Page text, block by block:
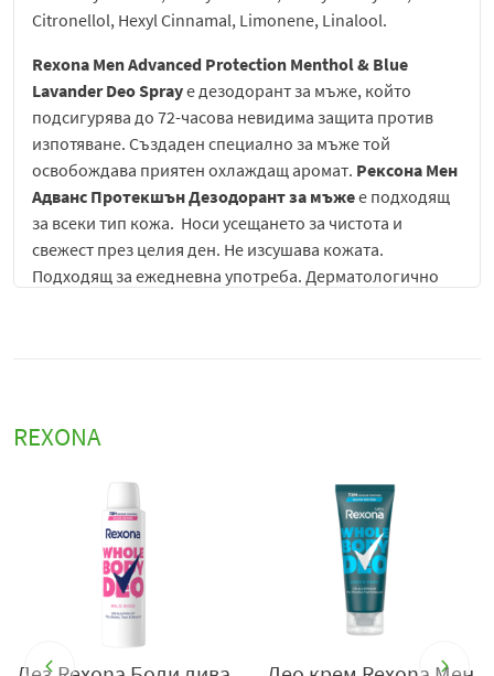
Citronellol, Hexyl Cinnamal, Limonene, Linalool.
Rexona Men Advanced Protection Menthol & Blue
Lavander Deo Spraye дезодорант за мъже, който
подсигурява до 72-часова невидима защита против
изпотяване. Създаден специално за мъже той
освобождава приятен охлаждащ аромат. Рексона Мен
Адванс Протекшън Дезодорант за мъжее подходящ
за всеки тип кожа. Носи усещането за чистота и
свежест през целия ден. Не изсушава кожата.
Подходящ за ежедневна употреба. Дерматологично
защита от неприятна миризма и усещане за свежест
дори при интензивно физическо натоварване и
динамичен начин на живот. Той е част от серията
Advanced Protection, която е разработена с фокус
върху по-високо ниво на контрол върху изпотяването
и по-дълготрайно усещане за комфорт.
Основната му концепция е да предоставя надеждна
защита през целия ден, като реагира на повишена
активност и подпомага поддържането на сухота в
REXONA